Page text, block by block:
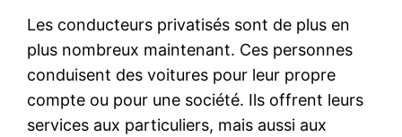
Les conducteurs privatisés sont de plus en
plus nombreux maintenant. Ces personnes
conduisent des voitures pour leur propre
compte ou pour une société. Ils offrent leurs
services aux particuliers, mais aussi aux